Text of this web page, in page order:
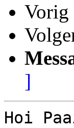
Vorig
]
Hoi